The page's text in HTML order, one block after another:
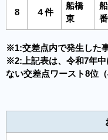
8 ４件
船橋
東
※1:交差点内で発生した
※2:上記表は、令和7年
ない交差点ワースト8位